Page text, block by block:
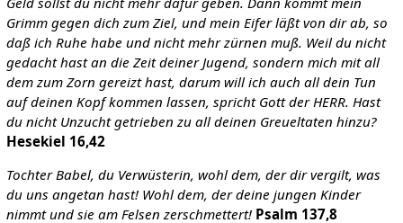
Grimm gegen dich zum Ziel, und mein Eifer läßt von dir ab, so
daß ich Ruhe habe und nicht mehr zürnen muß. Weil du nicht
gedacht hast an die Zeit deiner Jugend, sondern mich mit all
dem zum Zorn gereizt hast, darum will ich auch all dein Tun
auf deinen Kopf kommen lassen, spricht Gott der HERR. Hast
du nicht Unzucht getrieben zu all deinen Greueltaten hinzu?
Hesekiel 16,42
Tochter Babel, du Verwüsterin, wohl dem, der dir vergilt, was
du uns angetan hast! Wohl dem, der deine jungen Kinder
nimmt und sie am Felsen zerschmettert! Psalm 137,8